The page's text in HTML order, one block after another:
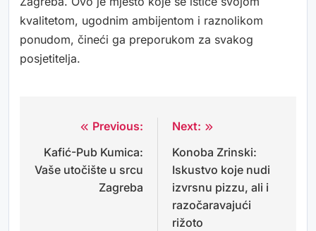
kvalitetom, ugodnim ambijentom i raznolikom
ponudom, čineći ga preporukom za svakog
posjetitelja.
Navigacija
objava
Previous:
Kafić-Pub Kumica:
Vaše utočište u srcu
Zagreba
Next:
Konoba Zrinski:
Iskustvo koje nudi
izvrsnu pizzu, ali i
razočaravajući
rižoto